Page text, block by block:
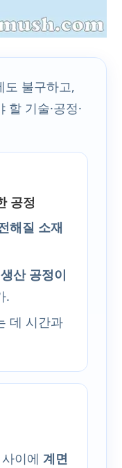
도 불구하고,
기술·공정·
공정
해질 소재
생산 공정이
.
데 시간과
사이에계면